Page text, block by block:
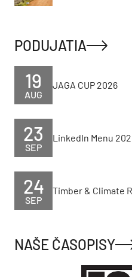
PODUJATIA
AUG
19 JAGA CUP 2026
SEP
23 LinkedIn Menu
SEP
24 Timber & Climate
NAŠE ČASOPISY